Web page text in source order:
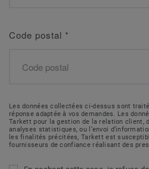
Code postal *
Les données collectées ci-dessus sont
réponse adaptée à vos demandes. Les
Tarkett pour la gestion de la relation client,
analyses statistiques, ou l’envoi
les finalités précitées, Tarkett est
fournisseurs de confiance réalisant des